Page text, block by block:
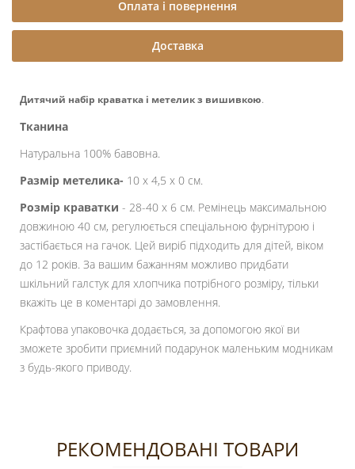
Оплата і повернення
Доставка
Дитячий набір краватка і метелик з вишивкою.
Тканина
Натуральна 100% бавовна.
Размір метелика- 10 х 4,5 х 0 см.
Розмір краватки - 28-40 х 6 см. Ремінець максимальною
довжиною 40 см, регулюється спеціальною фурнітурою і
застібається на гачок. Цей виріб підходить для дітей, віком
до 12 років. За вашим бажанням можливо придбати
шкільний галстук для хлопчика потрібного розміру, тільки
вкажіть це в коментарі до замовлення.
Крафтова упаковочка додається, за допомогою якої ви
зможете зробити приємний подарунок маленьким модникам
з будь-якого приводу.
РЕКОМЕНДОВАНІ ТОВАРИ